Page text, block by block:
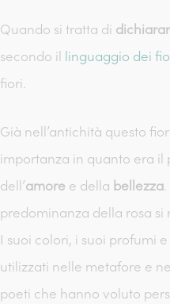
Quando si tratta di
secondo il linguaggio dei
fiori.
Già nell’antichità questo
importanza in quanto era il
dell’amore e della bellezza
predominanza della rosa
I suoi colori, i suoi profumi
utilizzati nelle metafore e
poeti che hanno voluto